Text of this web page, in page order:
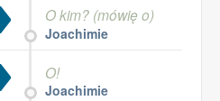
O kim? (mówię o)
Joachimie
O!
Joachimie